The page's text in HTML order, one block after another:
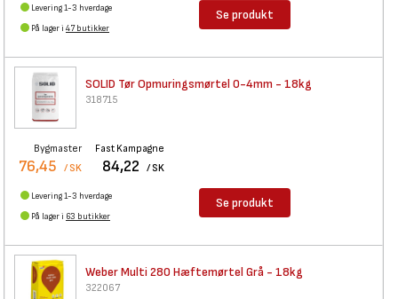
Levering 1-3 hverdage
På lager i 47 butikker
Se produkt
SOLID Tør Opmuringsmørtel 0-4mm - 18kg
318715
Bygmaster
76,45 / SK
Fast Kampagne
84,22 / SK
Levering 1-3 hverdage
På lager i 63 butikker
Se produkt
Weber Multi 280 Hæftemørtel Grå - 18kg
322067